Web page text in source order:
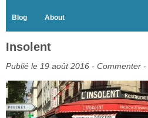
Blog About
Insolent
Publié le 19 août 2016 - Commenter -